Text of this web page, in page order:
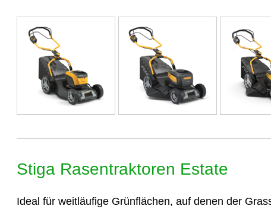
Stiga Rasentraktoren Estate
Ideal für weitläufige Grünflächen, auf denen der